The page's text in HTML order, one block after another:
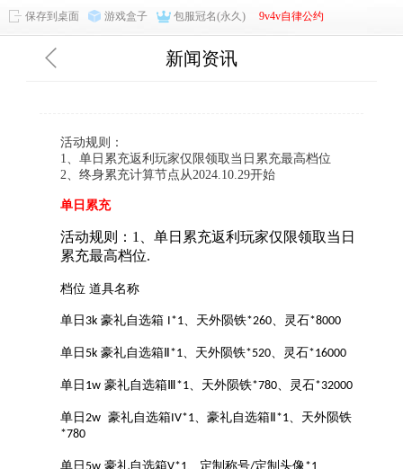
保存到桌面 游戏盒子 包服冠名(永久) 9v4v自律公约
新闻资讯